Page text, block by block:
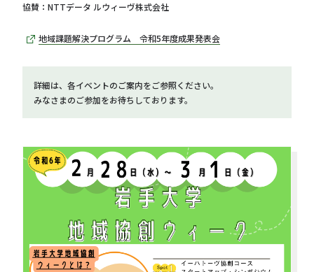
協賛：NTTデータ ルウィーヴ株式会社
地域課題解決プログラム 令和5年度成果発表会
詳細は、各イベントのご案内をご参照ください。
みなさまのご参加をお待ちしております。